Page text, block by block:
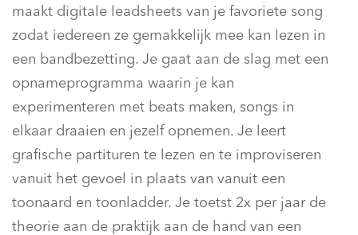
maakt digitale leadsheets van je favoriete song
zodat iedereen ze gemakkelijk mee kan lezen in
een bandbezetting. Je gaat aan de slag met een
opnameprogramma waarin je kan
experimenteren met beats maken, songs in
elkaar draaien en jezelf opnemen. Je leert
grafische partituren te lezen en te improviseren
vanuit het gevoel in plaats van vanuit een
toonaard en toonladder. Je toetst 2x per jaar de
theorie aan de praktijk aan de hand van een